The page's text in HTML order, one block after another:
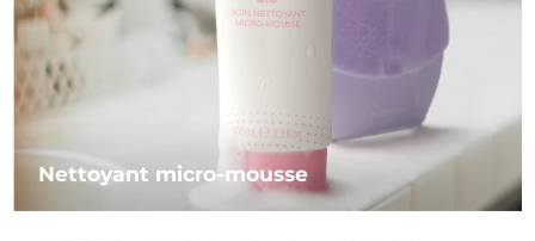
Nettoyant micro-mousse